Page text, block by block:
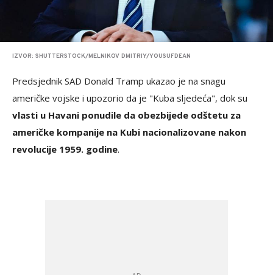
IZVOR: SHUTTERSTOCK/MELNIKOV DMITRIY/YOUSUFDEAN
Predsjednik SAD Donald Tramp ukazao je na snagu
američke vojske i upozorio da je "Kuba sljedeća", dok su
vlasti u Havani ponudile da obezbijede odštetu za
američke kompanije na Kubi nacionalizovane nakon
revolucije 1959. godine.